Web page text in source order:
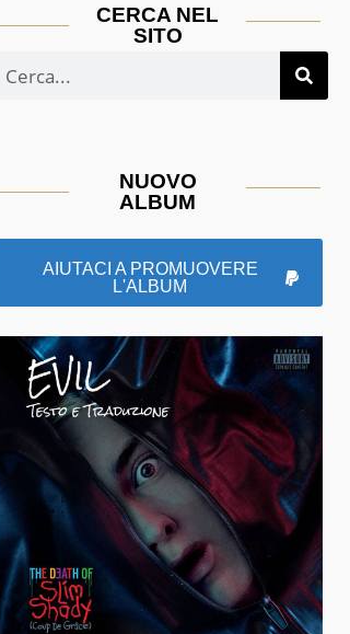
CERCA NEL
SITO
NUOVO
ALBUM
AIUTACI A PROMUOVERE
L'ALBUM